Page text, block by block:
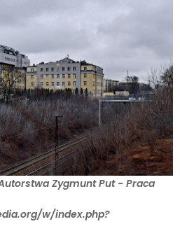
Zygmunt Put - Praca
w/index.php?